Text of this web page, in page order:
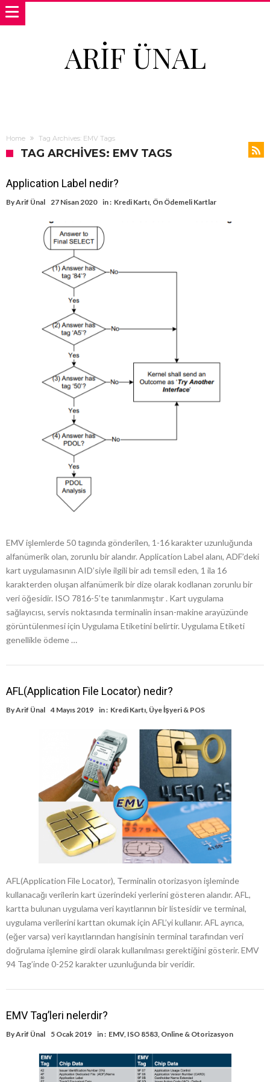
ARIF ÜNAL
Home Tag Archives: EMV Tags
TAG ARCHIVES: EMV TAGS
Application Label nedir?
ByArif Ünal 27 Nisan 2020 in : Kredi Kartı, Ön Ödemeli Kartlar
EMV işlemlerde 50 tagında gönderilen, 1-16 karakter uzunluğunda
alfanümerik olan, zorunlu bir alandır. Application Label alanı, ADF’deki
kart uygulamasının AID’siyle ilgili bir adı temsil eden, 1 ila 16
karakterden oluşan alfanümerik bir dize olarak kodlanan zorunlu bir
veri öğesidir. ISO 7816-5’te tanımlanmıştır . Kart uygulama
sağlayıcısı, servis noktasında terminalin insan-makine arayüzünde
görüntülenmesi için Uygulama Etiketini belirtir. Uygulama Etiketi
genellikle ödeme …
AFL(Application File Locator) nedir?
ByArif Ünal 4 Mayıs 2019 in : Kredi Kartı, Üye İşyeri & POS
AFL(Application File Locator), Terminalin otorizasyon işleminde
kullanacağı verilerin kart üzerindeki yerlerini gösteren alandır. AFL,
kartta bulunan uygulama veri kayıtlarının bir listesidir ve terminal,
uygulama verilerini karttan okumak için AFL’yi kullanır. AFL ayrıca,
(eğer varsa) veri kayıtlarından hangisinin terminal tarafından veri
doğrulama işlemine girdi olarak kullanılması gerektiğini gösterir. EMV
94 Tag’inde 0-252 karakter uzunluğunda bir veridir.
EMV Tag’leri nelerdir?
ByArif Ünal 5 Ocak 2019 in : EMV, ISO 8583 Online & Otorizasyon